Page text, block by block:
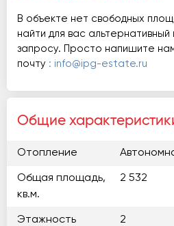
В объекте нет свободных
найти для вас
запросу. Просто напишите
почту : info@ipg-estate.ru
Общие
Отопление
Общая площадь,
кв.м.
2 532
Этажность 2